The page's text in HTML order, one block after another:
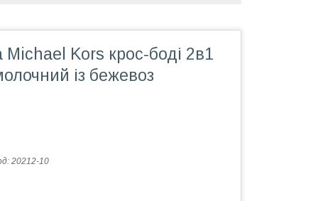
Kors крос-боді 2в1
із бежевоз
20212-10